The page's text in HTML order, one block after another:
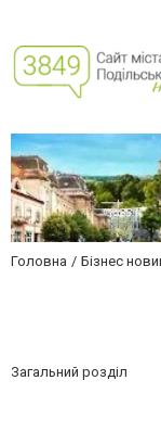
Головна Бізнес
Загальний розділ